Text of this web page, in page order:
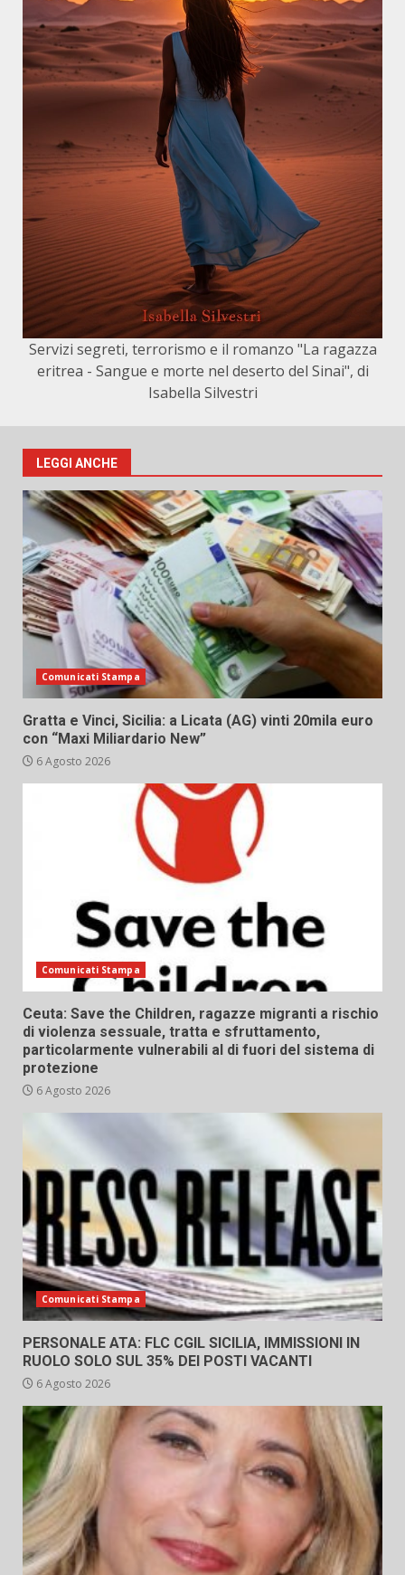
Servizi segreti, terrorismo e il romanzo "La ragazza
eritrea - Sangue e morte nel deserto del Sinai", di
Isabella Silvestri
LEGGI ANCHE
Comunicati Stampa
Gratta e Vinci, Sicilia: a Licata (AG) vinti 20mila euro
con “Maxi Miliardario New”
6 Agosto 2026
Comunicati Stampa
Ceuta: Save the Children, ragazze migranti a rischio
di violenza sessuale, tratta e sfruttamento,
particolarmente vulnerabili al di fuori del sistema di
protezione
6 Agosto 2026
Comunicati Stampa
PERSONALE ATA: FLC CGIL SICILIA, IMMISSIONI IN
RUOLO SOLO SUL 35% DEI POSTI VACANTI
6 Agosto 2026